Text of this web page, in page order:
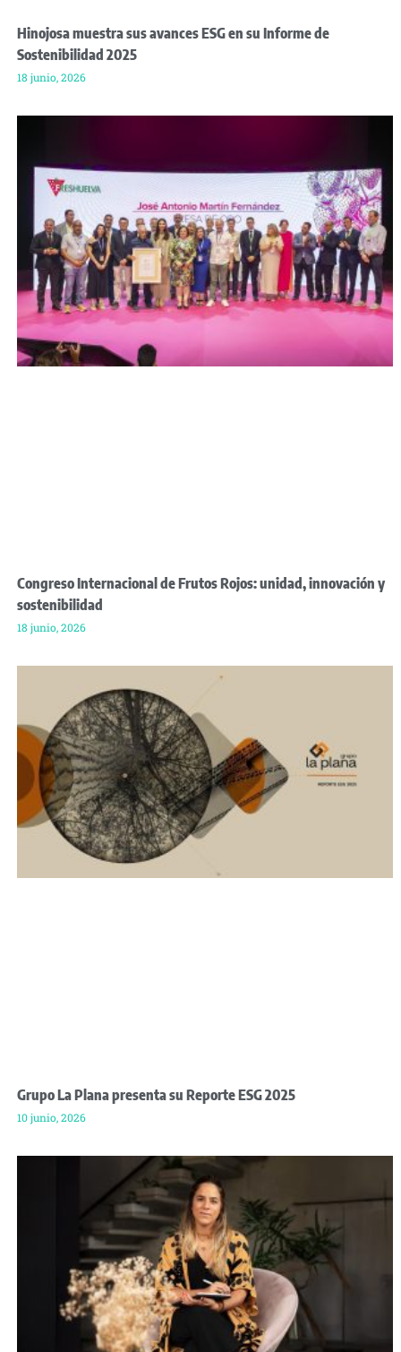
Hinojosa muestra sus avances ESG en su Informe de
Sostenibilidad 2025
18 junio, 2026
Congreso Internacional de Frutos Rojos: unidad, innovación y
sostenibilidad
18 junio, 2026
Grupo La Plana presenta su Reporte ESG 2025
10 junio, 2026